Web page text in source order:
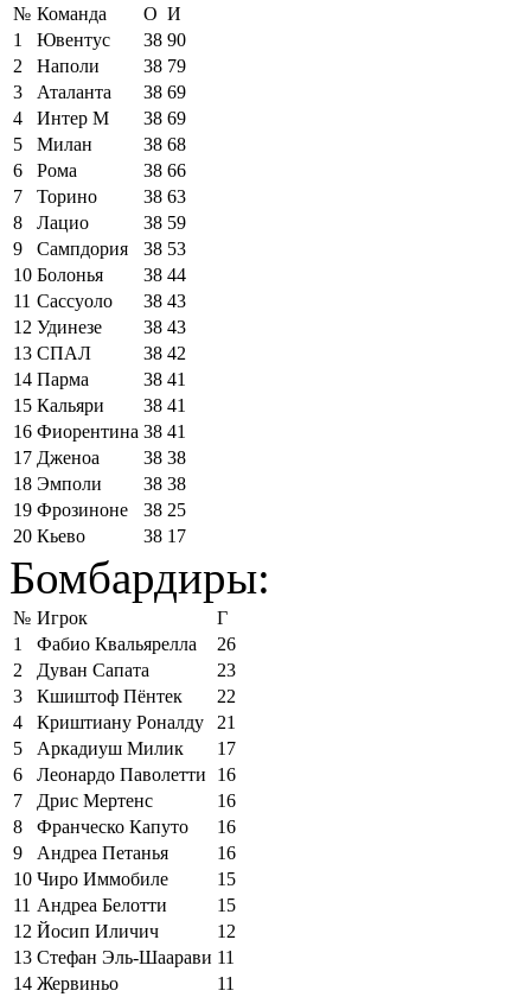
№ Команда О И
1
Ювентус 38 90
2
Наполи 38 79
3
Аталанта 38 69
4
Интер М 38 69
5
Милан 38 68
6
Рома 38 66
7
Торино 38 63
8
Лацио 38 59
9
Сампдория 38 53
10 Болонья 38 44
11 Сассуоло 38 43
12 Удинезе 38 43
13 СПАЛ 38 42
14 Парма 38 41
15 Кальяри 38 41
16 Фиорентина 38 41
17 Дженоа 38 38
18 Эмполи 38 38
19 Фрозиноне 38 25
20 Кьево 38 17
Бомбардиры:
№ Игрок
Г
1
Фабио Квальярелла
26
2
Дуван Сапата
23
3
Кшиштоф Пёнтек
22
4
Криштиану Роналду
21
5
Аркадиуш Милик
17
6
Леонардо Паволетти
16
7
Дрис Мертенс
16
8
Франческо Капуто
16
9
Андреа Петанья
16
10 Чиро Иммобиле
15
11 Андреа Белотти
15
12 Йосип Иличич
12
13 Стефан Эль-Шаарави 11
14 Жервиньо
11